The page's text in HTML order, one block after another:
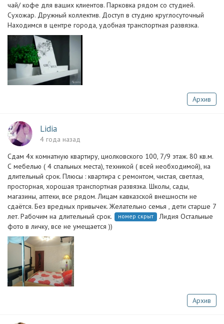
чай/ кофе для ваших клиентов. Парковка рядом со студией.
Сухожар. Дружный коллектив. Доступ в студию круглосуточный
Находимся в центре города, удобная транспортная развязка.
Архив
Lidia
4 года назад
Сдам 4х комнатную квартиру, циолковского 100, 7/9 этаж. 80 кв.м.
С мебелью ( 4 спальных места), техникой ( всей необходимой), на
длительный срок. Плюсы : квартира с ремонтом, чистая, светлая,
просторная, хорошая транспортная развязка. Школы, сады,
магазины, аптеки, все рядом. Лицам кавказской внешности не
сдаётся. Без вредных привычек. Желательно семья , дети старше 7
лет. Рабочим на длительный срок.
номер скрыт
Лидия Остальные
фото в личку, все не умещается ))
Архив